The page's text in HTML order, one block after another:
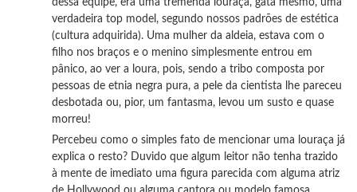
dessa equipe, era uma tremenda louraça, gata mesmo, uma
verdadeira top model, segundo nossos padrões de estética
(cultura adquirida). Uma mulher da aldeia, estava com o
filho nos braços e o menino simplesmente entrou em
pânico, ao ver a loura, pois, sendo a tribo composta por
pessoas de etnia negra pura, a pele da cientista lhe pareceu
desbotada ou, pior, um fantasma, levou um susto e quase
morreu!
Percebeu como o simples fato de mencionar uma louraça já
explica o resto? Duvido que algum leitor não tenha trazido
à mente de imediato uma figura parecida com alguma atriz